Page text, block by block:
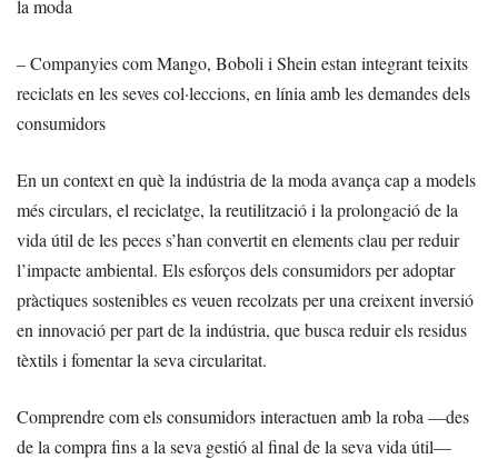
la moda
– Companyies com Mango, Boboli i Shein estan integrant teixits
reciclats en les seves col·leccions, en línia amb les demandes dels
consumidors
En un context en què la indústria de la moda avança cap a models
més circulars, el reciclatge, la reutilització i la prolongació de la
vida útil de les peces s’han convertit en elements clau per reduir
l’impacte ambiental. Els esforços dels consumidors per adoptar
pràctiques sostenibles es veuen recolzats per una creixent inversió
en innovació per part de la indústria, que busca reduir els residus
tèxtils i fomentar la seva circularitat.
Comprendre com els consumidors interactuen amb la roba —des
de la compra fins a la seva gestió al final de la seva vida útil—